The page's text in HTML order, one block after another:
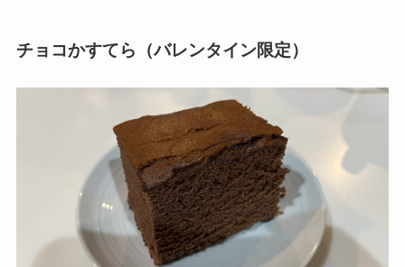
チョコかすてら（バレンタイン限定）